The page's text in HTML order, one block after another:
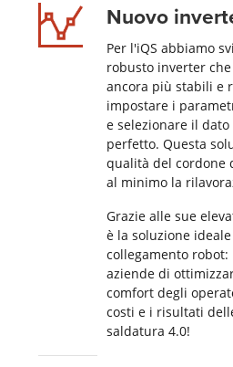
Nuovo
Per l'iQS abbiamo
robusto inverter
ancora più stabili e
impostare i
e selezionare il
perfetto. Questa
qualità del cordone
al minimo la
Grazie alle sue
è la soluzione
collegamento
aziende di
comfort degli
costi e i risultati
saldatura 4.0!